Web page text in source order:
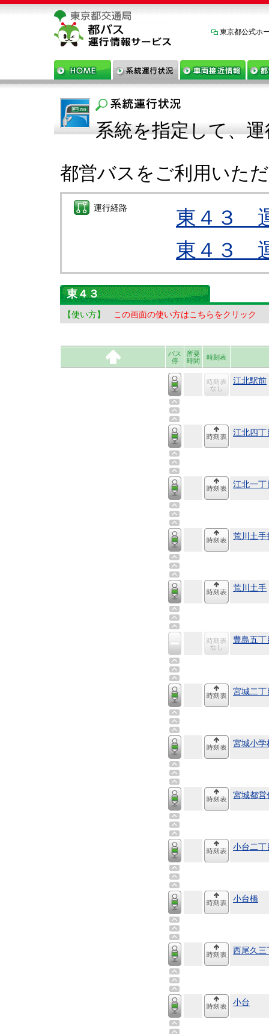
東京都公式ホ
系統を指定して、
都営バスをご利用いた
運行経路
東４３
東４３
東４３
【使い方】 この画面の使い方はこちらをクリック
バス
停
所要
時間
時刻表
江北駅前
江北四丁
江北一丁
荒川土手
荒川土手
豊島五丁
宮城二丁
宮城小学
宮城都営
小台二丁
小台橋
西尾久三
小台